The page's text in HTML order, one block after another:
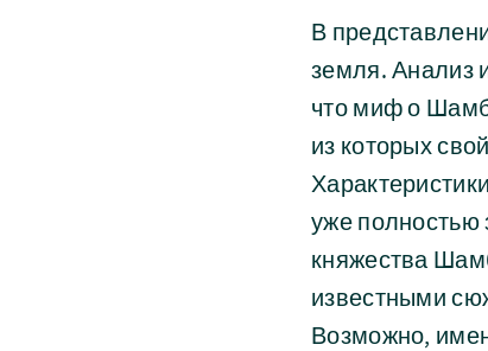
В
земля. Анализ
что миф о
из которых
уже полностью
княжества
известными
Возможно,